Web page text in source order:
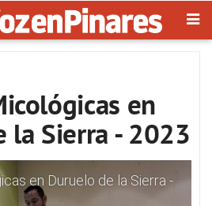
en
la Sierra - 2023
en Duruelo de la Sierra -